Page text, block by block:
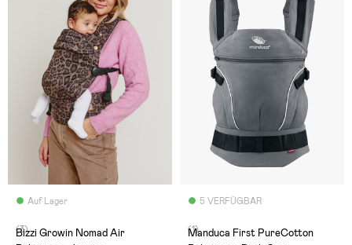
Auf Lager
(3)
Bizzi Growin Nomad Air
5 VERFÜGBAR
(1)
Manduca First PureCotton